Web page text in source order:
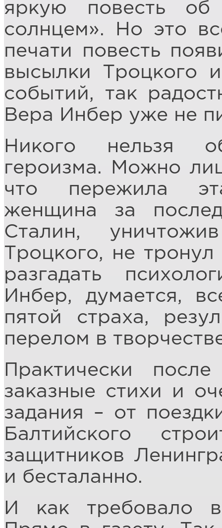
яркую повесть
солнцем». Но это
печати повесть
высылки Троцкого
событий, так
Вера Инбер уже не
Никого нельзя
героизма. Можно
что пережила
женщина за
Сталин,
Троцкого, не
разгадать
Инбер, думается,
пятой страха,
перелом в
Практически
заказные стихи и
задания – от
Балтийского
защитников
и бесталанно.
И как требовало